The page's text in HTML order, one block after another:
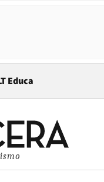
in new window
Educa